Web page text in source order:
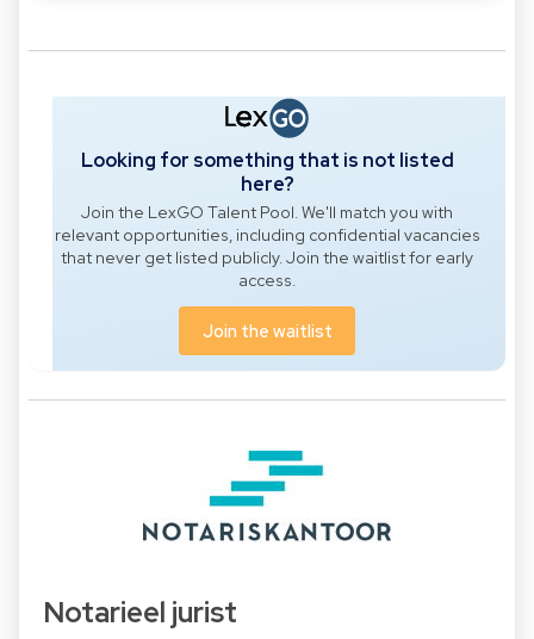
Looking for something that is not listed
here?
Join the LexGO Talent Pool. We'll match you with
relevant opportunities, including confidential vacancies
that never get listed publicly. Join the waitlist for early
access.
Join the waitlist
Notarieel jurist